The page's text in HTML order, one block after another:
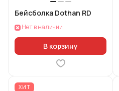
Бейсболка Dothan RD
Нет в наличии
В корзину
ХИТ